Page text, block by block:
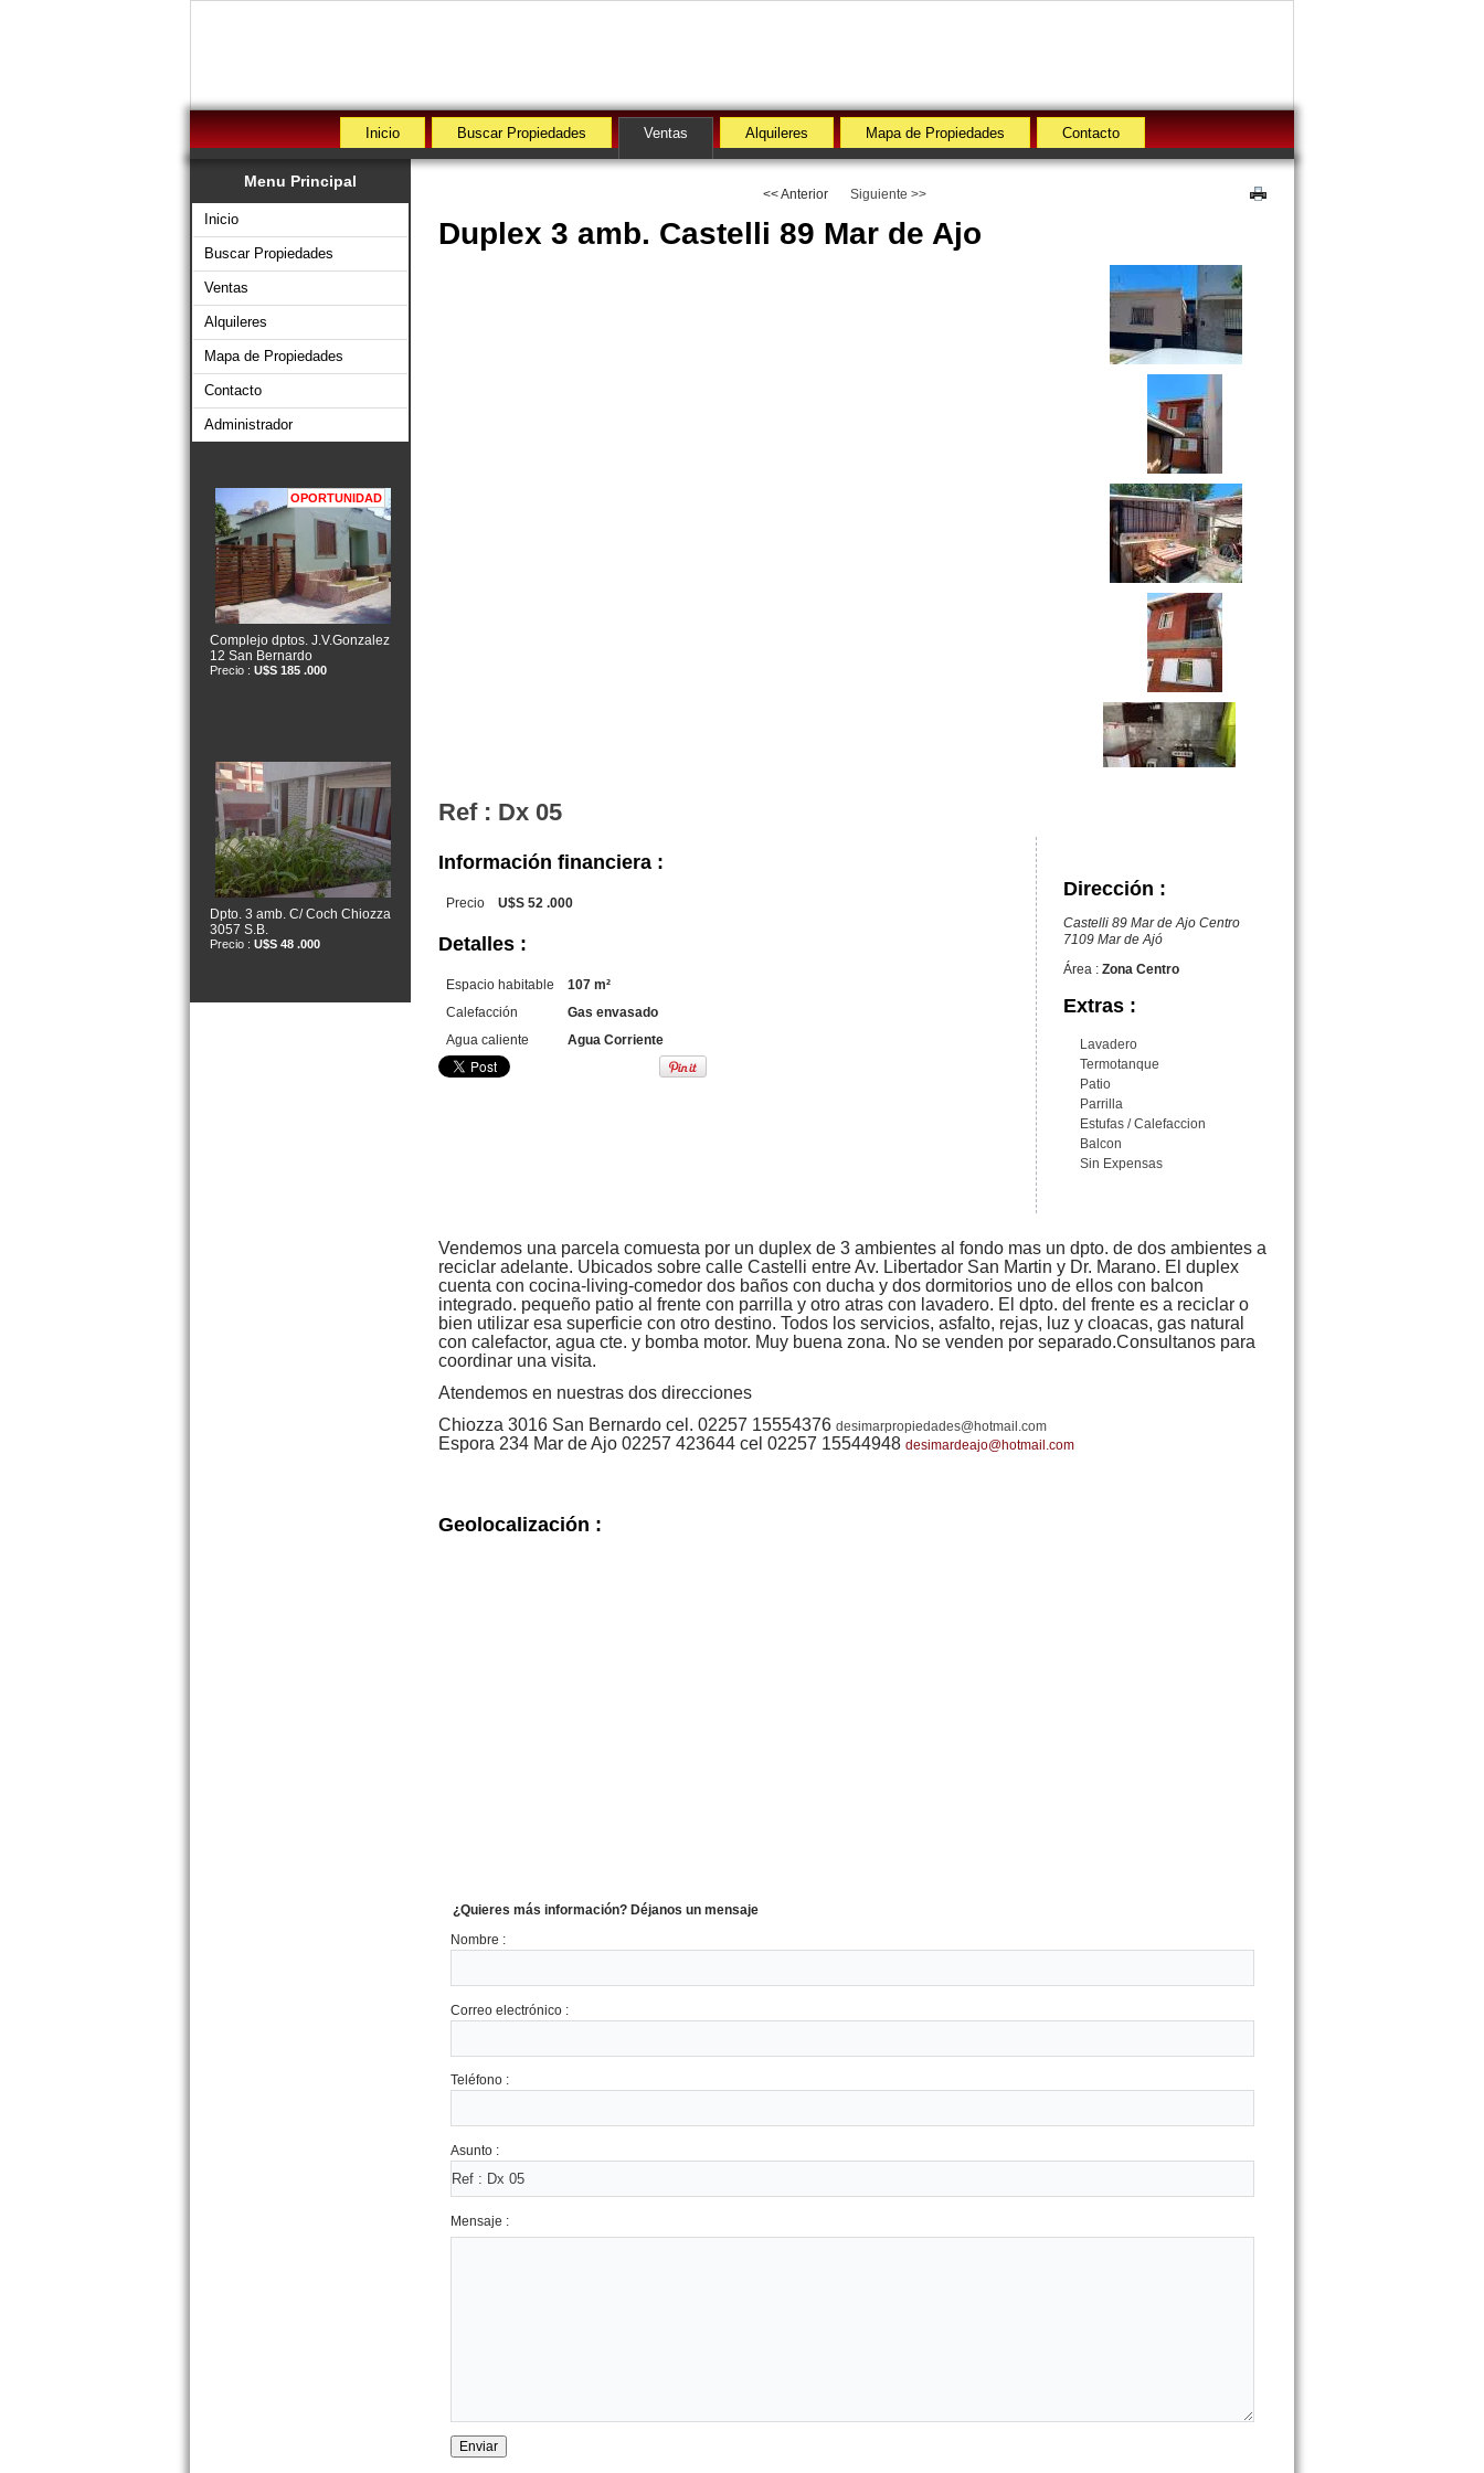
Inicio Buscar Propiedades Ventas Alquileres Mapa de Propiedades Contacto
Menu Principal
Inicio
Buscar Propiedades
Ventas
Alquileres
Mapa de Propiedades
Contacto
Administrador
Complejo dptos. J.V.Gonzalez
12 San Bernardo
OPORTUNIDAD
Precio : U$S 185 .000
Dpto. 3 amb. C/ Coch Chiozza
3057 S.B.
Precio : U$S 48 .000
<< Anterior Siguiente >>
Duplex 3 amb. Castelli 89 Mar de Ajo
Ref : Dx 05
Dirección :
Castelli 89 Mar de Ajo Centro
7109 Mar de Ajó
Área : Zona Centro
Extras :
Lavadero
Termotanque
Patio
Parrilla
Estufas / Calefaccion
Balcon
Sin Expensas
Información financiera :
Precio U$S 52 .000
Detalles :
Espacio habitable
107 m²
Calefacción
Gas envasado
Agua caliente
Agua Corriente
Vendemos una parcela comuesta por un duplex de 3 ambientes al fondo mas un dpto. de dos ambientes a
reciclar adelante. Ubicados sobre calle Castelli entre Av. Libertador San Martin y Dr. Marano. El duplex
cuenta con cocina-living-comedor dos baños con ducha y dos dormitorios uno de ellos con balcon
integrado. pequeño patio al frente con parrilla y otro atras con lavadero. El dpto. del frente es a reciclar o
bien utilizar esa superficie con otro destino. Todos los servicios, asfalto, rejas, luz y cloacas, gas natural
con calefactor, agua cte. y bomba motor. Muy buena zona. No se venden por separado.Consultanos para
coordinar una visita.
Atendemos en nuestras dos direcciones
Chiozza 3016 San Bernardo cel. 02257 15554376 desimarpropiedades@hotmail.com
Espora 234 Mar de Ajo 02257 423644 cel 02257 15544948 desimardeajo@hotmail.com
Geolocalización :
¿Quieres más información? Déjanos un mensaje
Nombre :
Correo electrónico :
Teléfono :
Asunto :
Mensaje :